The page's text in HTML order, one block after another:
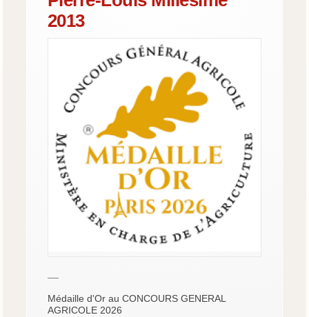
2013
—
Médaille d'Or au CONCOURS GENERAL
AGRICOLE 2026